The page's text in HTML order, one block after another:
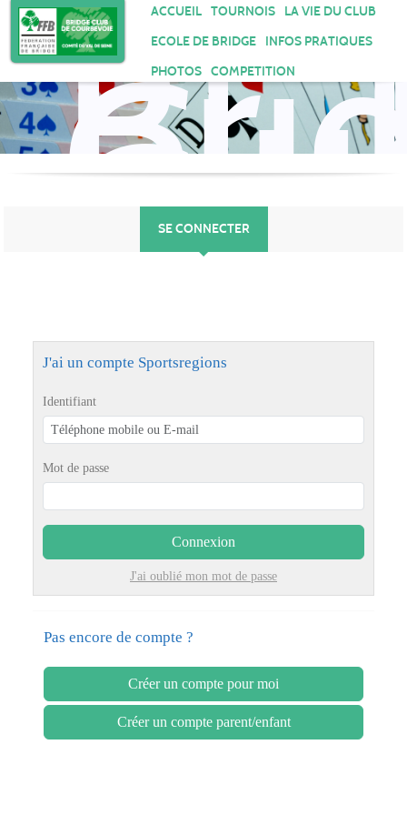
ACCUEIL TOURNOIS
LA VIE DU CLUB
ECOLE DE BRIDGE
INFOS PRATIQUES
PHOTOS
COMPETITION
de
SE CONNECTER
J'ai un compte Sportsregions
Identifiant
Mot de passe
Connexion
J'ai oublié mon mot de passe
Pas encore de compte ?
Créer un compte pour moi
Créer un compte parent/enfant
Panneau de gestion des cookies